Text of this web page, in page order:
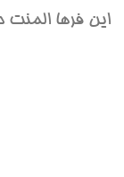
این فرها المنت